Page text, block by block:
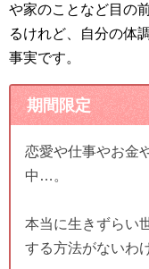
や家のことなど目の
るけれど、自分の体
事実です。
期間限定
恋愛や仕事やお金
中…。
本当に生きずらい
する方法がないわ